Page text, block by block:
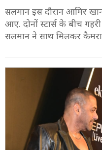
सलमान इस दौरान आमिर
आए. दोनों स्टार्स के बीच
सलमान ने साथ मिलकर